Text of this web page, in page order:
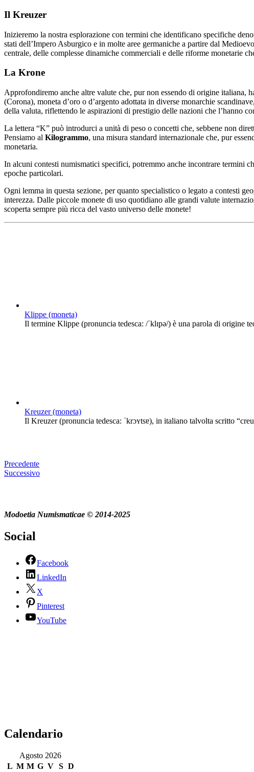
Il Kreuzer
Inizieremo la nostra esplorazione con termini che identificano specifiche
stati dell’Impero Asburgico e in molte aree germaniche a partire dal
centrale, delle complesse dinamiche commerciali e delle riforme monetarie
La Krone
Approfondiremo anche altre valute che, pur non essendo di origine
(Corona), moneta d’oro o d’argento adottata in diverse monarchie
della valuta, riflettendo le aspirazioni di prestigio delle nazioni che l’hanno
La lettera “K” può introdurci a unità di peso o concetti che, sebbene non
Pensiamo al Kilogrammo, una misura standard internazionale che, pur
monetaria.
In alcuni contesti numismatici specifici, potremmo anche incontrare termini
epoche particolari.
Ogni lemma in questa sezione, per quanto specialistico o legato a contesti
interezza. Dalle piccole monete di uso quotidiano alle grandi valute
scoperta sempre più ricca del vasto universo delle monete!
Klippe (moneta)
Il termine Klippe (pronuncia tedesca: /ˈklɪpə/) è una parola di origine
Kreuzer (moneta)
Il Kreuzer (pronuncia tedesca: ˈkrɔʏtsɐ), in italiano talvolta scritto
Precedente
Successivo
Modoetia Numismaticae © 2014-2025
Social
Facebook
LinkedIn
X
Pinterest
YouTube
Calendario
Agosto 2026
L M M G V S D